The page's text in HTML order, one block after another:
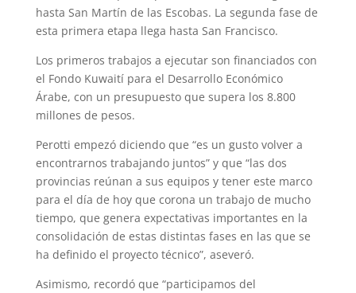
p
p
a
m
r
e
s
t
o
k
hasta San Martín de las Escobas. La segunda fase de
esta primera etapa llega hasta San Francisco.
Los primeros trabajos a ejecutar son financiados con
el Fondo Kuwaití para el Desarrollo Económico
Árabe, con un presupuesto que supera los 8.800
millones de pesos.
Perotti empezó diciendo que “es un gusto volver a
encontrarnos trabajando juntos” y que “las dos
provincias reúnan a sus equipos y tener este marco
para el día de hoy que corona un trabajo de mucho
tiempo, que genera expectativas importantes en la
consolidación de estas distintas fases en las que se
ha definido el proyecto técnico”, aseveró.
Asimismo, recordó que “participamos del